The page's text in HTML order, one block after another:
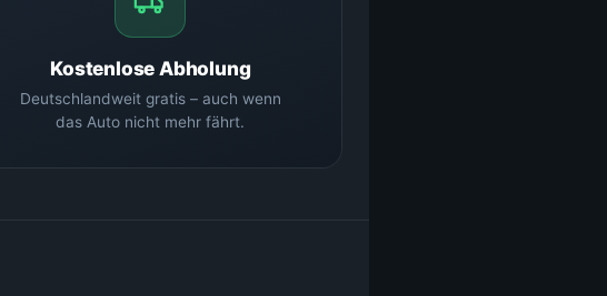
Kostenlose Abholung
Deutschlandweit gratis – auch wenn
das Auto nicht mehr fährt.